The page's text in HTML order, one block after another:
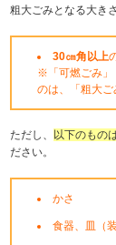
粗大ごみとなる大き
30㎝角以上
※「可燃ごみ」
のは、「粗大ご
ただし、 以下のもの
ださい。
かさ
食器、皿（